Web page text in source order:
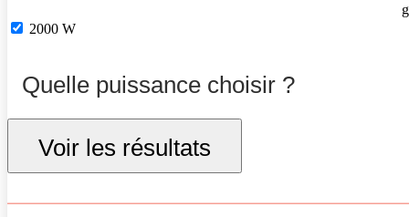
2000 W
Quelle puissance choisir ?
Voir les résultats